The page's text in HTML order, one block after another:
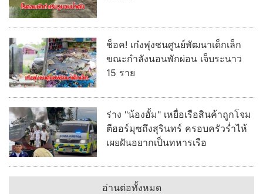
อ่านต่อทั้งหมด
เศรษฐกิจ